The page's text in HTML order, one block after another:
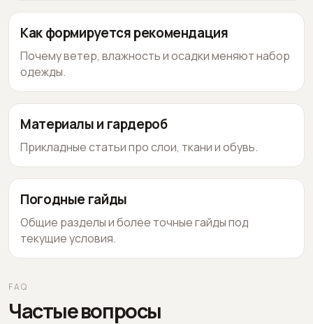
Как формируется рекомендация
Почему ветер, влажность и осадки меняют набор
одежды.
Материалы и гардероб
Прикладные статьи про слои, ткани и обувь.
Погодные гайды
Общие разделы и более точные гайды под
текущие условия.
FAQ
Частые вопросы